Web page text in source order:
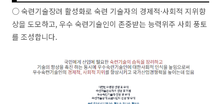
○ 숙련기술장려 활성화로 숙련 기술자의 경제적·사회적 지위향
상을 도모하고, 우수 숙련기술인이 존중받는 능력위주 사회 풍토
를 조성합니다.